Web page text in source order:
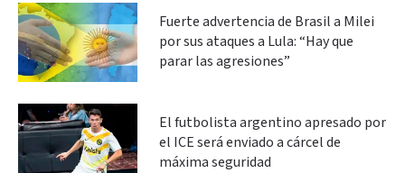
Fuerte advertencia de Brasil a Milei
por sus ataques a Lula: “Hay que
parar las agresiones”
El futbolista argentino apresado por
el ICE será enviado a cárcel de
máxima seguridad